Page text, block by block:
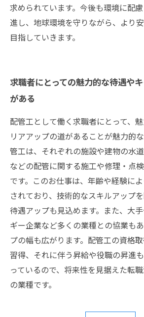
求められています。今後も環境に配
進し、地球環境を守りながら、より
目指していきます。
求職者にとっての魅力的な待遇や
がある
配管工として働く求職者にとって、
リアアップの道があることが魅力的
管工は、それぞれの施設や建物の水
などの配管に関する施工や修理・点
です。このお仕事は、年齢や経験に
されており、技術的なスキルアップ
待遇アップも見込めます。また、大
ギー企業など多くの業種との協業も
プの幅も広がります。配管工の資格
習得、それに伴う昇給や役職の昇進
っているので、将来性を見据えた転
の業種です。